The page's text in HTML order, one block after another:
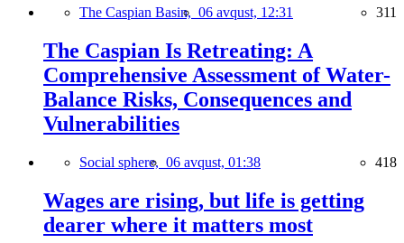
The Caspian Basin, 06 avqust, 12:31 311
The Caspian Is Retreating: A
Comprehensive Assessment of Water-
Balance Risks, Consequences and
Vulnerabilities
Social sphere, 06 avqust, 01:38 418
Wages are rising, but life is getting
dearer where it matters most